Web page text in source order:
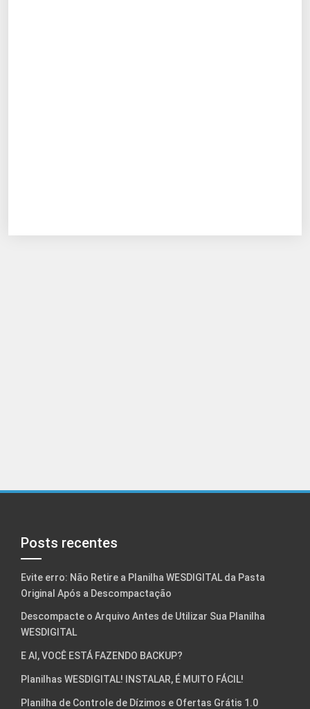
Posts recentes
Evite erro: Não Retire a Planilha WESDIGITAL da Pasta
Original Após a Descompactação
Descompacte o Arquivo Antes de Utilizar Sua Planilha
WESDIGITAL
E AI, VOCÊ ESTÁ FAZENDO BACKUP?
Planilhas WESDIGITAL! INSTALAR, É MUITO FÁCIL!
Planilha de Controle de Dízimos e Ofertas Grátis 1.0